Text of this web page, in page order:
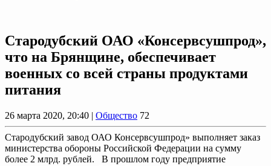
Стародубский ОАО «Консервсушпрод»,
что на Брянщине, обеспечивает
военных со всей страны продуктами
питания
26 марта 2020, 20:40 | Общество 72
Стародубский завод ОАО Консервсушпрод» выполняет заказ
министерства обороны Российской Федерации на сумму
более 2 млрд. рублей. В прошлом году предприятие